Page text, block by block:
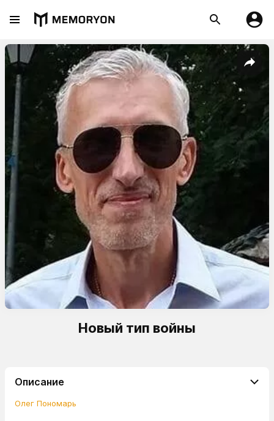
Новый тип войны
Описание
Олег Пономарь